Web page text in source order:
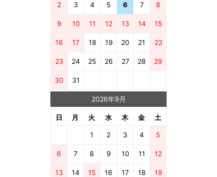
2 3 4 5 6 7 8
9 10 11 12 13 14 15
16 17 18 19 20 21 22
23 24 25 26 27 28 29
30 31
2026年9月
日 月 火 水 木 金 土
1 2 3 4 5
6 7 8 9 10 11 12
13 14 15 16 17 18 19